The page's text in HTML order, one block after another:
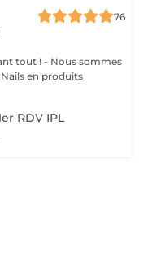
76
sommes
en produits
RDV IPL